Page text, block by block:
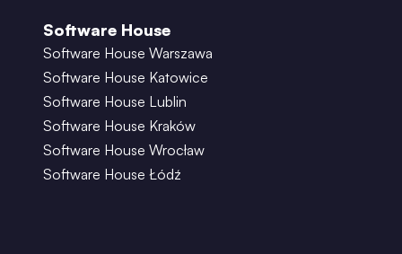
Software House
Software House Warszawa
Software House Katowice
Software House Lublin
Software House Kraków
Software House Wrocław
Software House Łódź